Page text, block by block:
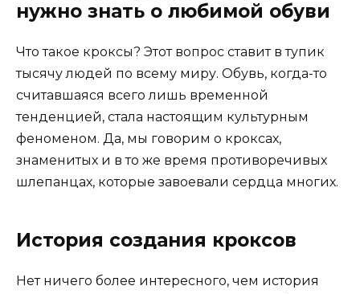
нужно знать о любимой обуви
Что такое кроксы? Этот вопрос ставит в тупик
тысячу людей по всему миру. Обувь, когда-то
считавшаяся всего лишь временной
тенденцией, стала настоящим культурным
феноменом. Да, мы говорим о кроксах,
знаменитых и в то же время противоречивых
шлепанцах, которые завоевали сердца многих.
История создания кроксов
Нет ничего более интересного, чем история